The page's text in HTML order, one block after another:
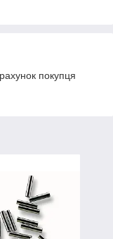
покупця